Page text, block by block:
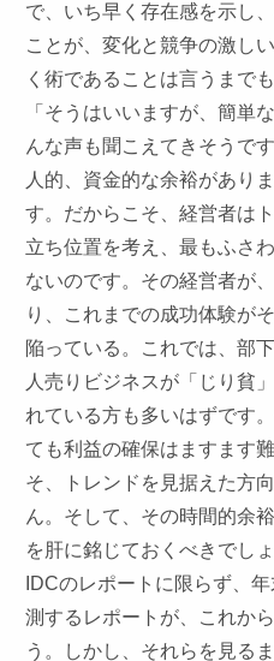
で、いち早く存在感を示し
ことが、変化と競争の激し
く術であることは言うまで
「そうはいいますが、簡単
んな声も聞こえてきそうで
人的、資金的な余裕があり
す。だからこそ、経営者は
立ち位置を考え、最もふさ
ないのです。その経営者が
り、これまでの成功体験が
陥っている。これでは、部
人売りビジネスが「じり貧
れている方も多いはずです
ても利益の確保はますます
そ、トレンドを見据えた方
ん。そして、その時間的余
を肝に銘じておくべきでしょ
IDCのレポートに限らず、
測するレポートが、これか
う。しかし、それらを見る